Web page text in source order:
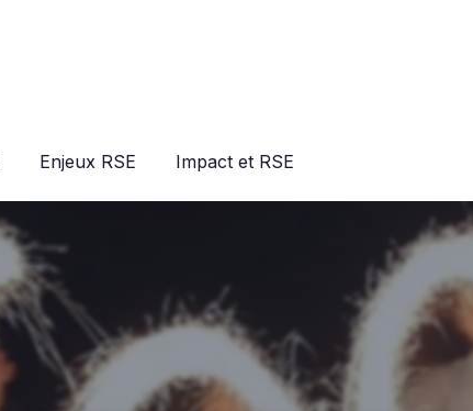
Enjeux RSE Impact et RSE